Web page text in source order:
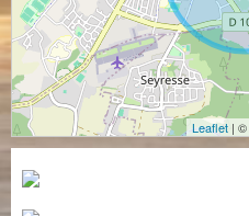
Leaflet | ©